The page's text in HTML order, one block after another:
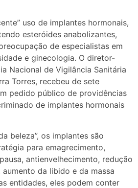
uso de implantes hormonais,
esteróides anabolizantes,
de especialistas em
e ginecologia. O diretor-
Nacional de Vigilância Sanitária
Torres, recebeu de sete
pedido público de providências
de implantes hormonais
beleza”, os implantes são
para emagrecimento,
antienvelhecimento, redução
da libido e da massa
entidades, eles podem conter